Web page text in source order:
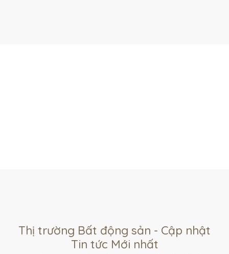
Thị trường Bất động sản - Cập nhật
Tin tức Mới nhất